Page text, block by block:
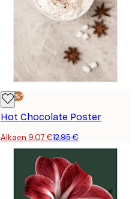
-30%*
Hot Chocolate Poster
Alkaen 9,07 €12,95 €